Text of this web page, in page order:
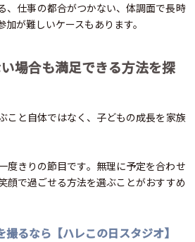
、仕事の都合がつかない、体調面で長時
が難しいケースもあります。
場合も満足できる方法を探
こと自体ではなく、子どもの成長を家族
度きりの節目です。無理に予定を合わせ
顔で過ごせる方法を選ぶことがおすすめ
るなら【ハレこの日スタジオ】